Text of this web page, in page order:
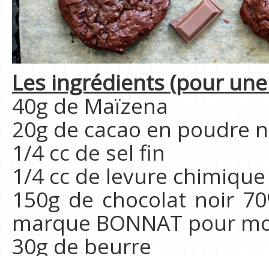
Les ingrédients (pour
40g de Maïzena
20g de cacao en poudre
1/4 cc de sel fin
1/4 cc de levure
150g de chocolat noir
marque BONNAT pour
30g de beurre